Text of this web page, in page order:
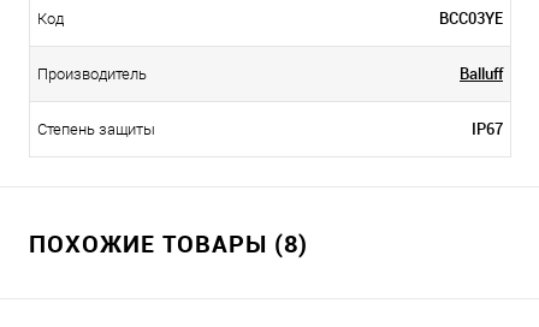
Код BCC03YE
Производитель Balluff
Степень защиты IP67
ПОХОЖИЕ ТОВАРЫ (8)